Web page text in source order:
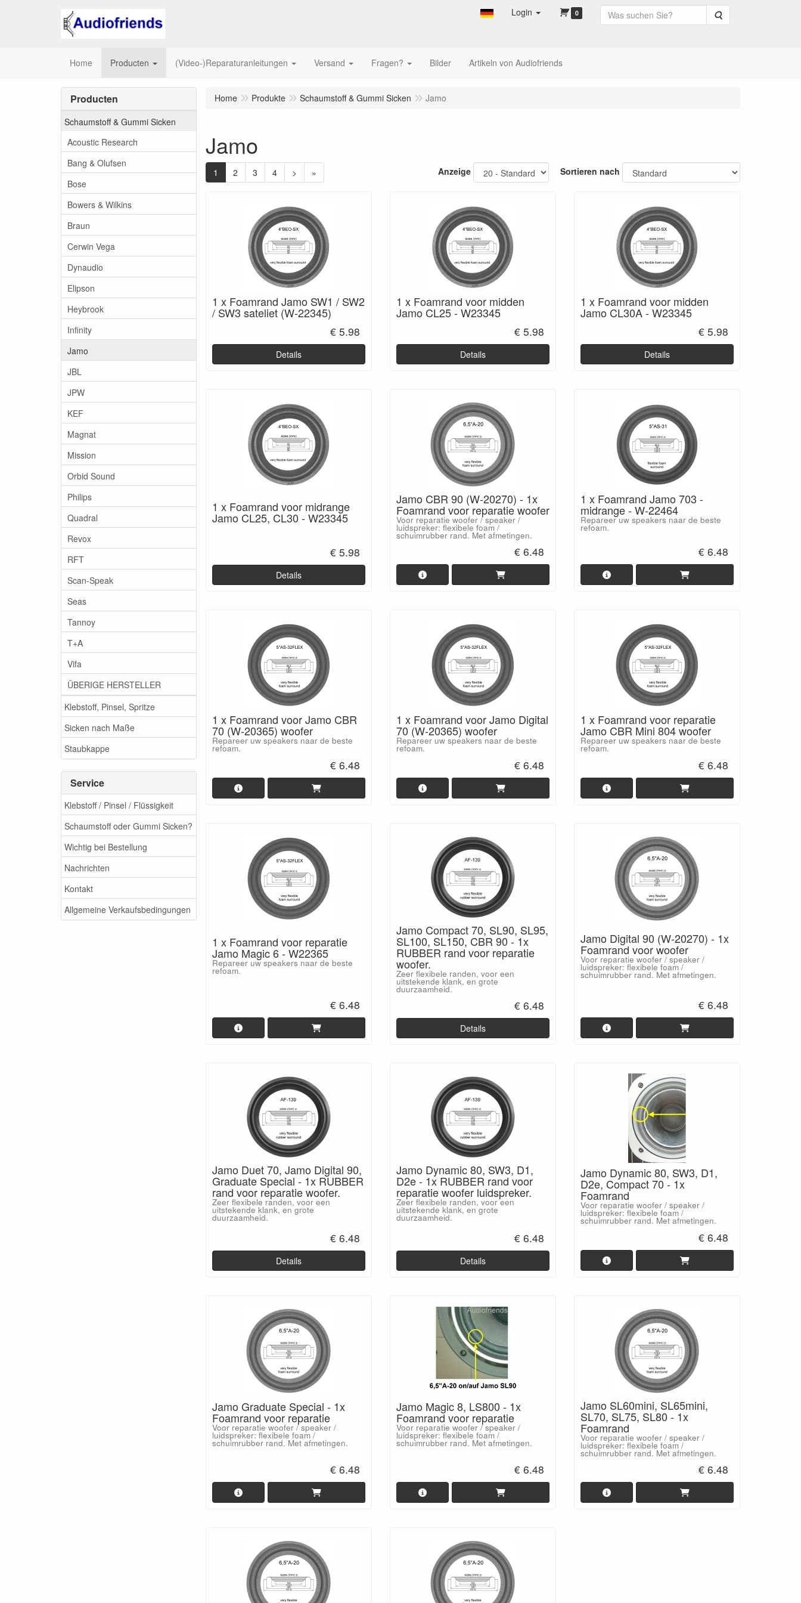
Login 0 Suche
Home Producten (Video-)Reparaturanleitungen Versand Fragen? Bilder Artikeln von Audiofriends
Producten
Schaumstoff & Gummi Sicken
Acoustic Research
Bang & Olufsen
Bose
Bowers & Wilkins
Braun
Cerwin Vega
Dynaudio
Elipson
Heybrook
Infinity
Jamo
JBL
JPW
KEF
Magnat
Mission
Orbid Sound
Philips
Quadral
Revox
RFT
Scan-Speak
Seas
Tannoy
T+A
Vifa
ÜBERIGE HERSTELLER
Klebstoff, Pinsel, Spritze
Sicken nach Maße
Staubkappe
Service
Klebstoff / Pinsel / Flüssigkeit
Schaumstoff oder Gummi Sicken?
Wichtig bei Bestellung
Nachrichten
Kontakt
Allgemeine Verkaufsbedingungen
Home Produkte Schaumstoff & Gummi Sicken Jamo
Jamo
1 2 3 4 > » Anzeige Sortieren nach
1 x Foamrand Jamo SW1 / SW2
/ SW3 sateliet (W-22345)
€ 5.98
Details
1 x Foamrand voor midden
Jamo CL25 - W23345
€ 5.98
Details
1 x Foamrand voor midden
Jamo CL30A - W23345
€ 5.98
Details
1 x Foamrand voor midrange
Jamo CL25, CL30 - W23345
€ 5.98
Details
Jamo CBR 90 (W-20270) - 1x
Foamrand voor reparatie woofer
Voor reparatie woofer / speaker /
luidspreker: flexibele foam /
schuimrubber rand. Met afmetingen.
€ 6.48
1 x Foamrand Jamo 703 -
midrange - W-22464
Repareer uw speakers naar de beste
refoam.
€ 6.48
1 x Foamrand voor Jamo CBR
70 (W-20365) woofer
Repareer uw speakers naar de beste
refoam.
€ 6.48
1 x Foamrand voor Jamo Digital
70 (W-20365) woofer
Repareer uw speakers naar de beste
refoam.
€ 6.48
1 x Foamrand voor reparatie
Jamo CBR Mini 804 woofer
Repareer uw speakers naar de beste
refoam.
€ 6.48
1 x Foamrand voor reparatie
Jamo Magic 6 - W22365
Repareer uw speakers naar de beste
refoam.
€ 6.48
Jamo Compact 70, SL90, SL95,
SL100, SL150, CBR 90 - 1x
RUBBER rand voor reparatie
woofer.
Zeer flexibele randen, voor een
uitstekende klank, en grote
duurzaamheid.
€ 6.48
Details
Jamo Digital 90 (W-20270) - 1x
Foamrand voor woofer
Voor reparatie woofer / speaker /
luidspreker: flexibele foam /
schuimrubber rand. Met afmetingen.
€ 6.48
Jamo Duet 70, Jamo Digital 90,
Graduate Special - 1x RUBBER
rand voor reparatie woofer.
Zeer flexibele randen, voor een
uitstekende klank, en grote
duurzaamheid.
€ 6.48
Details
Jamo Dynamic 80, SW3, D1,
D2e - 1x RUBBER rand voor
reparatie woofer luidspreker.
Zeer flexibele randen, voor een
uitstekende klank, en grote
duurzaamheid.
€ 6.48
Details
Jamo Dynamic 80, SW3, D1,
D2e, Compact 70 - 1x
Foamrand
Voor reparatie woofer / speaker /
luidspreker: flexibele foam /
schuimrubber rand. Met afmetingen.
€ 6.48
Jamo Graduate Special - 1x
Foamrand voor reparatie
Voor reparatie woofer / speaker /
luidspreker: flexibele foam /
schuimrubber rand. Met afmetingen.
€ 6.48
Jamo Magic 8, LS800 - 1x
Foamrand voor reparatie
Voor reparatie woofer / speaker /
luidspreker: flexibele foam /
schuimrubber rand. Met afmetingen.
€ 6.48
Jamo SL60mini, SL65mini,
SL70, SL75, SL80 - 1x
Foamrand
Voor reparatie woofer / speaker /
luidspreker: flexibele foam /
schuimrubber rand. Met afmetingen.
€ 6.48